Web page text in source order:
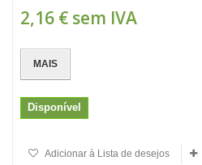
2,16 € sem IVA
MAIS
Disponível
Adicionar à Lista de desejos